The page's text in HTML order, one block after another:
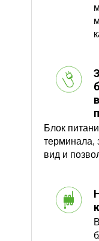
Блок
терминала,
вид и